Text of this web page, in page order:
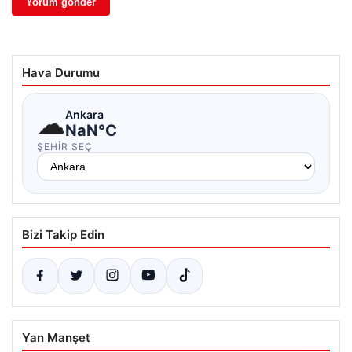
Hava Durumu
☁Ankara
NaN°C
ŞEHIR SEÇ
Bizi Takip Edin
Yan Manşet